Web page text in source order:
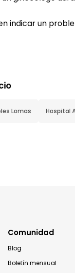
indicar un
Lomas Hospital
Comunidad
Blog
Boletín mensual